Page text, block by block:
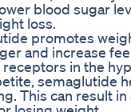
blood sugar
loss.
promotes
and increase
in the
semaglutide
This can result